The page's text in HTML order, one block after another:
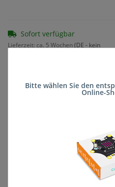
Sofort verfügbar
Lieferzeit: ca. 5 Wochen(DE - kein
Bitte wählen Sie den
Online-